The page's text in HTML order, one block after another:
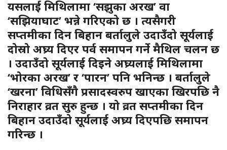
यसलाई मिथिलामा ‘सझुका अरख’ वा
‘सझियाघाट’ भन्ने गरिएको छ । त्यसैगरी
सप्तमीका दिन बिहान बर्तालुले उदाउँदो सूर्यलाई
दोस्रो अघ्र्य दिएर पर्व समापन गर्ने मैथिल चलन छ
। उदाउँदो सूर्यलाई दिइने अघ्र्यलाई मिथिलामा
‘भोरका अरख’ र ‘पारन’ पनि भनिन्छ । बर्तालुले
‘खरना’ विधिसँगै प्रसादस्वरुप खाएका खिरपछि नै
निराहार व्रत सुरु हुन्छ । यो व्रत सप्तमीका दिन
बिहान उदाउँदो सूर्यलाई अघ्र्य दिएपछि समापन
गरिन्छ ।